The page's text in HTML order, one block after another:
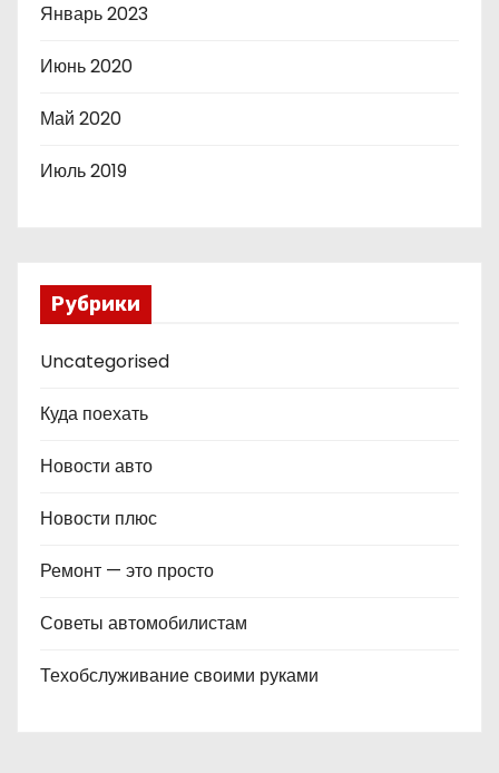
Январь 2023
Июнь 2020
Май 2020
Июль 2019
Рубрики
Uncategorised
Куда поехать
Новости авто
Новости плюс
Ремонт — это просто
Советы автомобилистам
Техобслуживание своими руками